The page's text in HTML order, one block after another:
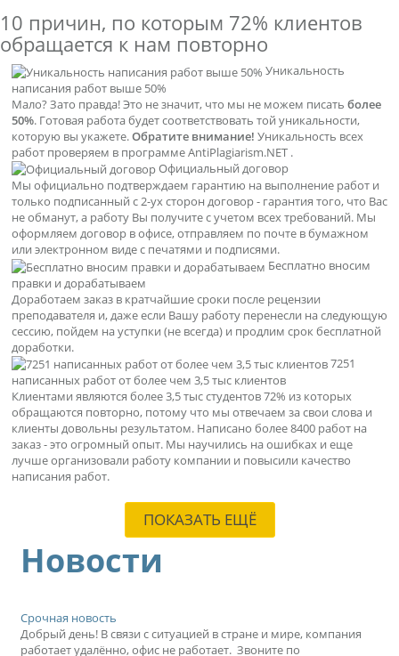
10 причин, по которым 72% клиентов
обращается к нам повторно
Уникальность
написания работ выше 50%
Мало? Зато правда! Это не значит, что мы не можем писать более
50%. Готовая работа будет соответствовать той уникальности,
которую вы укажете.Обратите внимание! Уникальность всех
работ проверяем в программе AntiPlagiarism.NET .
Официальный договор
Мы официально подтверждаем гарантию на выполнение работ и
только подписанный с 2-ух сторон договор - гарантия того, что Вас
не обманут, а работу Вы получите с учетом всех требований. Мы
оформляем договор в офисе, отправляем по почте в бумажном
или электронном виде с печатями и подписями.
Бесплатно вносим
правки и дорабатываем
Доработаем заказ в кратчайшие сроки после рецензии
преподавателя и, даже если Вашу работу перенесли на следующую
сессию, пойдем на уступки (не всегда) и продлим срок бесплатной
доработки.
7251
написанных работ от более чем 3,5 тыс клиентов
Клиентами являются более 3,5 тыс студентов 72% из которых
обращаются повторно, потому что мы отвечаем за свои слова и
клиенты довольны результатом. Написано более 8400 работ на
заказ - это огромный опыт. Мы научились на ошибках и еще
лучше организовали работу компании и повысили качество
написания работ.
ПОКАЗАТЬ ЕЩЁ
Новости
Срочная новость
Добрый день! В связи с ситуацией в стране и мире, компания
работает удалённо, офис не работает. Звоните по